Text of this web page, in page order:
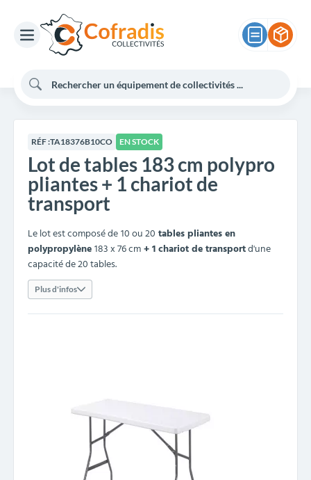
RÉF :TA18376B10CO EN STOCK
Lot de tables 183 cm polypro
pliantes + 1 chariot de
transport
Le lot est composé de10 ou 20 tables pliantes en
polypropylène183 x 76 cm+ 1 chariot de transportd'une
capacité de 20 tables.
Plus d'infos